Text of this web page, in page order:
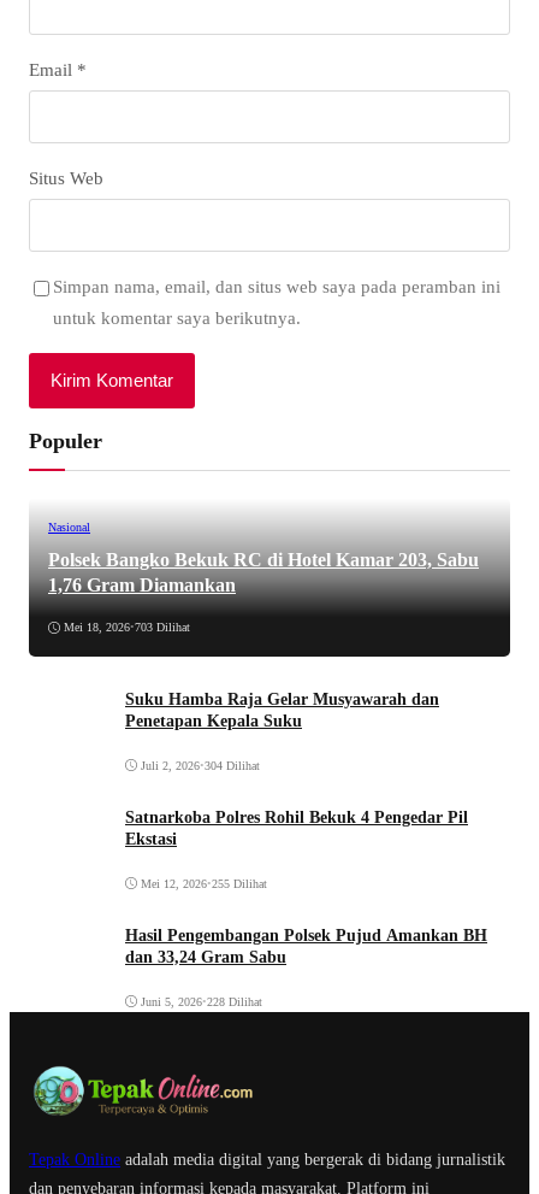
Email *
Situs Web
Simpan nama, email, dan situs web saya pada peramban ini
untuk komentar saya berikutnya.
Populer
Nasional
Polsek Bangko Bekuk RC di Hotel Kamar 203, Sabu
1,76 Gram Diamankan
Mei 18, 2026•703 Dilihat
Suku Hamba Raja Gelar Musyawarah dan
Penetapan Kepala Suku
Juli 2, 2026•304 Dilihat
Satnarkoba Polres Rohil Bekuk 4 Pengedar Pil
Ekstasi
Mei 12, 2026•255 Dilihat
Hasil Pengembangan Polsek Pujud Amankan BH
dan 33,24 Gram Sabu
Juni 5, 2026•228 Dilihat
Tepak Online adalah media digital yang bergerak di bidang jurnalistik
dan penyebaran informasi kepada masyarakat. Platform ini